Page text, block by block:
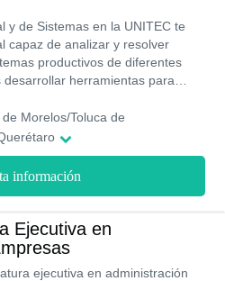
y de Sistemas en la UNITEC te
capaz de analizar y resolver
productivos de diferentes
herramientas para
privilegio ya que te permitirá
para tu crecimiento
Morelos/Toluca de
información
Ejecutiva en
ejecutiva en administración